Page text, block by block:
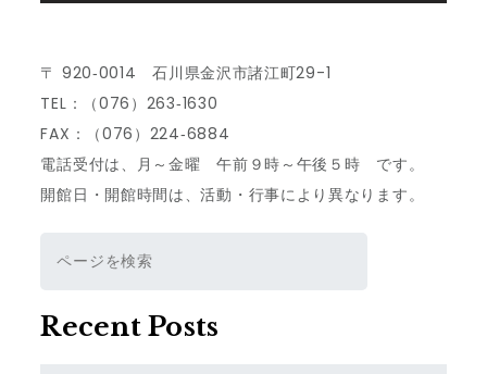
ビ
ゲ
ー
シ
ン
〒 920‐0014 石川県金沢市諸江町29-1
TEL：（076）263‐1630
FAX：（076）224‐6884
電話受付は、月～金曜 午前９時～午後５時 です。
開館日・開館時間は、活動・行事により異なります。
Recent Posts